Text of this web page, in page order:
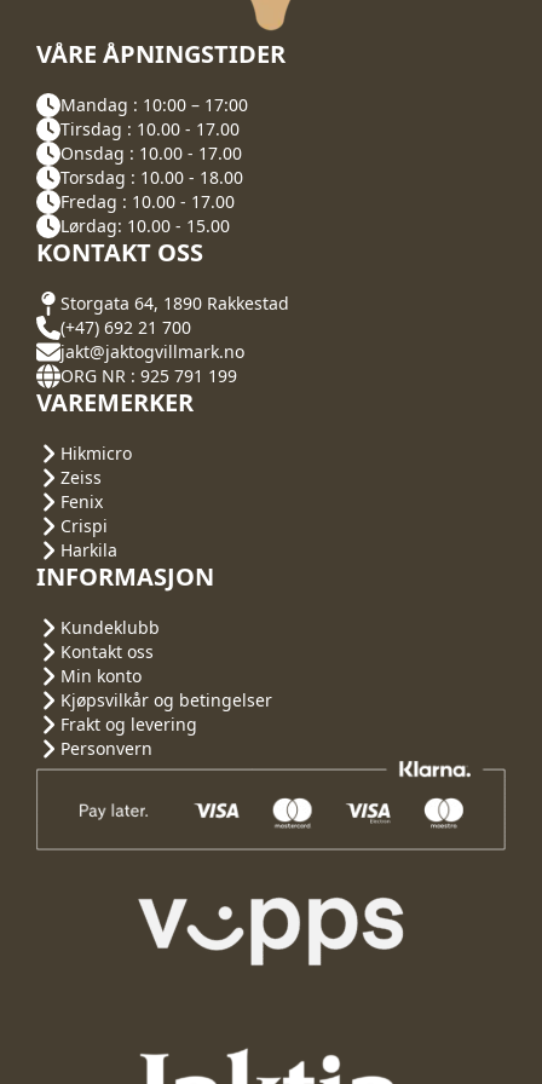
VÅRE ÅPNINGSTIDER
Mandag : 10:00 – 17:00
Tirsdag : 10.00 - 17.00
Onsdag : 10.00 - 17.00
Torsdag : 10.00 - 18.00
Fredag : 10.00 - 17.00
Lørdag: 10.00 - 15.00
KONTAKT OSS
Storgata 64, 1890 Rakkestad
(+47) 692 21 700
jakt@jaktogvillmark.no
ORG NR : 925 791 199
VAREMERKER
Hikmicro
Zeiss
Fenix
Crispi
Harkila
INFORMASJON
Kundeklubb
Kontakt oss
Min konto
Kjøpsvilkår og betingelser
Frakt og levering
Personvern